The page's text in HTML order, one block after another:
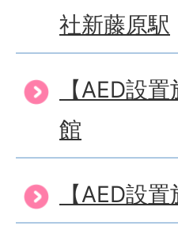
社新藤原駅
【AED設
館
【AED設